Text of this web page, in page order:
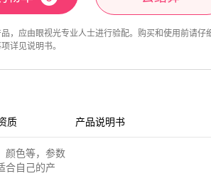
，应由眼视光专业人士进行验配。购买和使用前请仔
详见说明书。
质 产品说明书
颜色等，参数
合自己的产